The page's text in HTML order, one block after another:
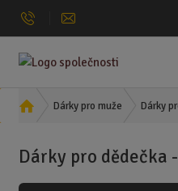
Ú
d
Dárky pro muže Dárky
Dárky pro dědečka